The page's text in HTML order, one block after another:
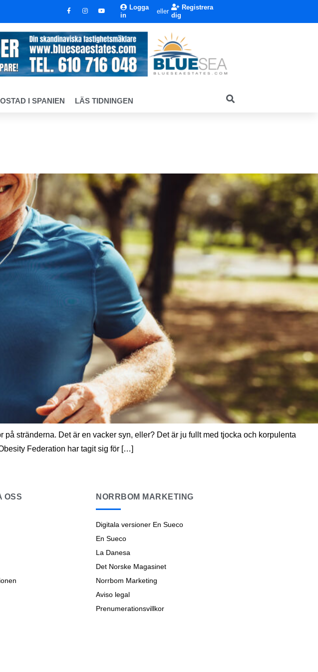
Logga
in
eller
Registrera
dig
I SPANIEN LÄS TIDNINGEN
stränderna. Det är en vacker syn, eller? Det är ju fullt med tjocka och korpulenta
Federation har tagit sig för […]
OSS NORRBOM MARKETING
Digitala versioner En Sueco
En Sueco
La Danesa
Det Norske Magasinet
Norrbom Marketing
Aviso legal
Prenumerationsvillkor